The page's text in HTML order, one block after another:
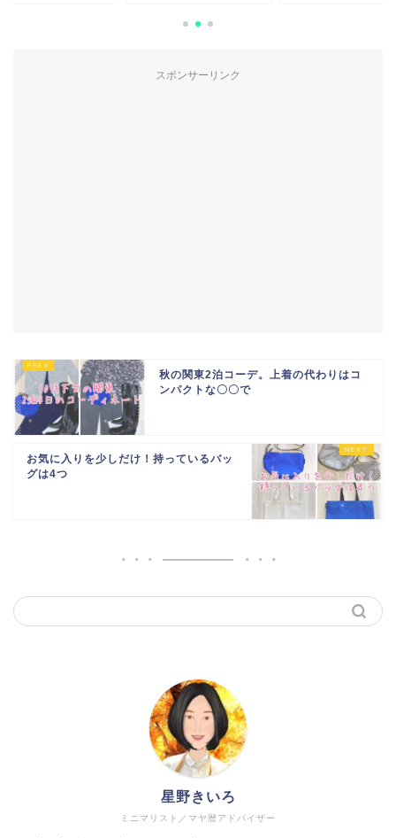
スポンサーリンク
秋の関東2泊コーデ。上着の代わりはコ
ンパクトな〇〇で
お気に入りを少しだけ！持っているバッ
グは4つ
ミニマリスト／マヤ暦アドバイザー
星野きいろ